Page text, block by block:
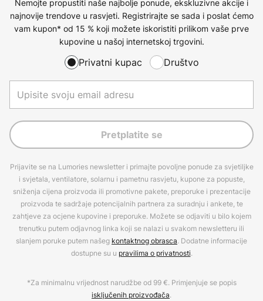
Nemojte propustiti naše najbolje ponude, ekskluzivne akcije i
najnovije trendove u rasvjeti. Registrirajte se sada i poslat ćemo
vam kupon* od 15 % koji možete iskoristiti prilikom vaše prve
kupovine u našoj internetskoj trgovini.
Privatni kupac Društvo
Pretplatite se
Prijavite se na Lumories newsletter i primajte povoljne ponude za svjetiljke
i svjetala, ventilatore, solarnu i pametnu rasvjetu, kupone za popuste,
sniženja cijena proizvoda ili promotivne pakete, preporuke i prezentacije
proizvoda te sadržaje potencijalnih partnera za suradnju i ankete, te
zahtjeve za ocjene kupovine i preporuke. Možete se odjaviti u bilo kojem
trenutku putem odjavnog linka koji se nalazi u svakom newsletteru ili
slanjem poruke putem našeg kontaktnog obrasca. Dodatne informacije
dostupne su u pravilima o privatnosti.
*Za minimalnu vrijednost narudžbe od 99 €. Primjenjuje se popis
isključenih proizvođača.